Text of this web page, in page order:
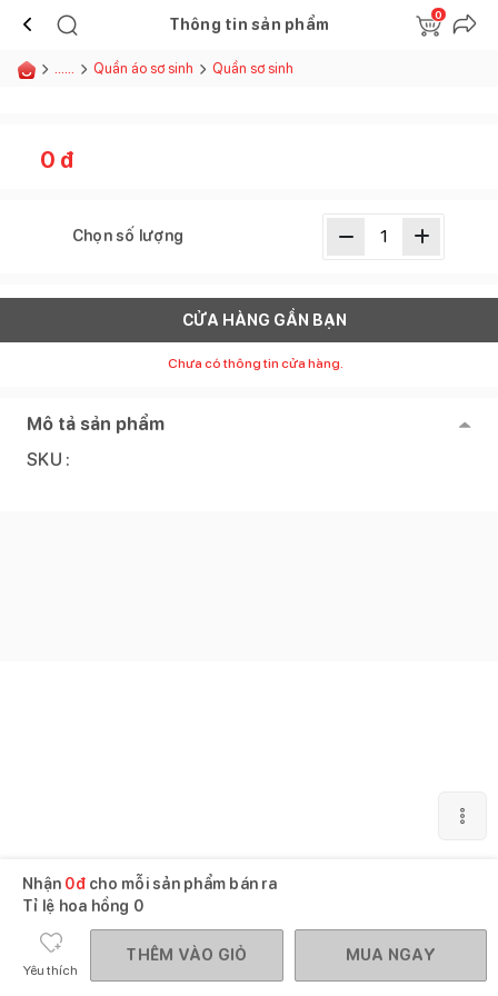
Thông tin sản phẩm
0
...... Quần áo sơ sinh Quần sơ sinh
0 đ
Chọn số lượng
CỬA HÀNG GẦN BẠN
Chưa có thông tin cửa hàng.
Mô tả sản phẩm
SKU :
Nhận 0đcho mỗi sản phẩm bán ra
Tỉ lệ hoa hồng 0
Yêu thích
THÊM VÀO GIỎ MUA NGAY